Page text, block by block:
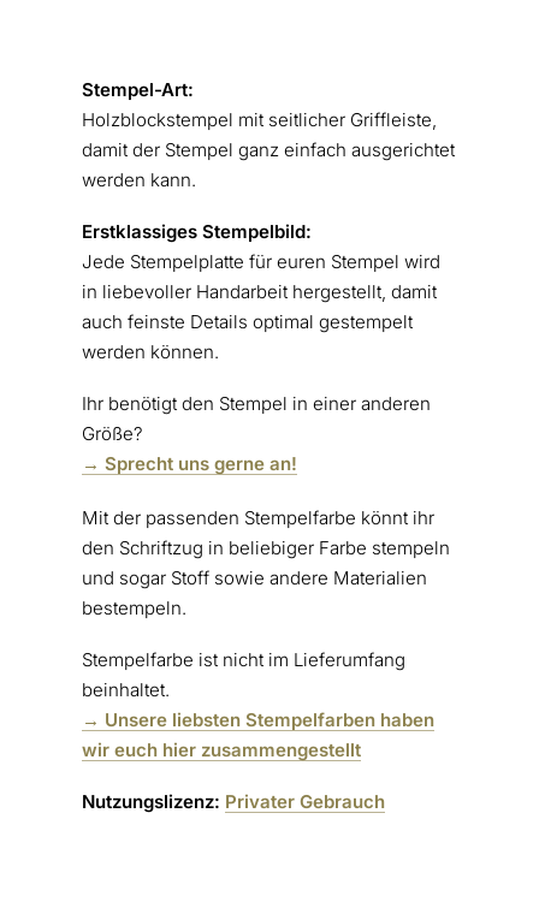
Stempel-Art:
Holzblockstempel mit seitlicher Griffleiste,
damit der Stempel ganz einfach ausgerichtet
werden kann.
ErstklassigesStempelbild:
Jede Stempelplatte für euren Stempel wird
in liebevoller Handarbeit hergestellt, damit
auch feinste Details optimal gestempelt
werden können.
Ihr benötigt den Stempel in einer anderen
Größe?
→ Sprecht uns gerne an!
Mit der passenden Stempelfarbe könnt ihr
den Schriftzug in beliebiger Farbe stempeln
und sogar Stoff sowie andere Materialien
bestempeln.
Stempelfarbe ist nicht im Lieferumfang
beinhaltet.
→ Unsere liebsten Stempelfarben haben
wir euch hier zusammengestellt
Nutzungslizenz: Privater Gebrauch